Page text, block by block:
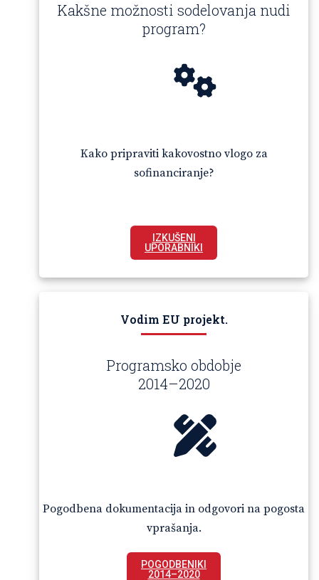
Kakšne možnosti sodelovanja nudi
program?
Kako pripraviti kakovostno vlogo za
sofinanciranje?
IZKUŠENI
UPORABNIKI
Vodim EU projekt.
Programsko obdobje
2014–2020
Pogodbena dokumentacija in odgovori na pogosta
vprašanja.
POGODBENIKI
2014–2020